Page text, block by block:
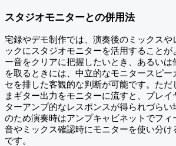
スタジオモニターとの併用法
宅録やデモ制作では、演奏後のミックスや
ックにスタジオモニターを活用することが
ー音をクリアに把握したいとき、あるいは
を取るときには、中立的なモニタースピー
セを排した客観的な判断が可能です。ただ
まギター出力をモニターに流すと、プレ
ターアンプ的なレスポンスが得られづらい
のため演奏時はアンプキャビネットでフィ
音やミックス確認時にモニターを使い分け
です。